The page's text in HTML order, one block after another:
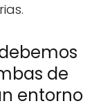
de
entorno